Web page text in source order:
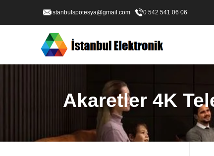
istanbulspotesya@gmail.com 0 542 541 06 06
Akaretler 4K